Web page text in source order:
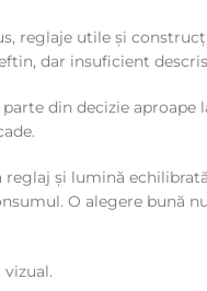
reglaje utile și
dar insuficient
din decizie
și lumină
O alegere bună